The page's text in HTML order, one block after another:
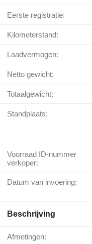
Eerste registratie:
Kilometerstand:
Laadvermogen:
Netto gewicht:
Totaalgewicht:
Standplaats:
Voorraad ID-nummer
verkoper:
Datum van invoering:
Beschrijving
Afmetingen: